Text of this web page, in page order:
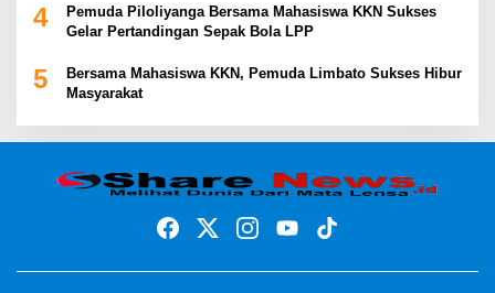
4
Pemuda Piloliyanga Bersama Mahasiswa KKN Sukses
Gelar Pertandingan Sepak Bola LPP
5
Bersama Mahasiswa KKN, Pemuda Limbato Sukses Hibur
Masyarakat